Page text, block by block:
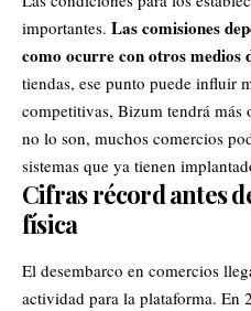
importantes. Las comisiones
como ocurre con otros medios
tiendas, ese punto puede influir
competitivas, Bizum tendrá más
no lo son, muchos comercios
sistemas que ya tienen
Cifras récord antes
física
El desembarco en comercios
actividad para la plataforma. En